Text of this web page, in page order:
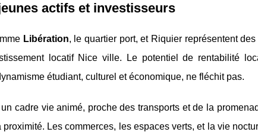
actifs et investisseurs
Libération, le quartier port, et Riquier représentent
locatif Nice ville. Le potentiel de rentabilité
étudiant, culturel et économique, ne fléchit pas.
cadre vie animé, proche des transports et de la
Les commerces, les espaces verts, et la vie